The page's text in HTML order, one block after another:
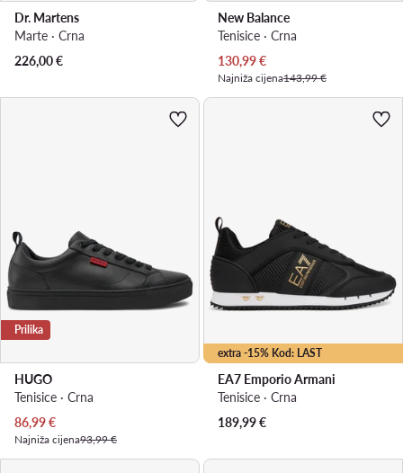
Dr. Martens
Marte · Crna
226,00€
New Balance
Tenisice · Crna
Trenutna cijena
130,99€
Najniža cijena143,99 €
Prilika
HUGO
Tenisice · Crna
Trenutna cijena
86,99€
Najniža cijena93,99 €
extra -15% Kod: LAST
EA7 Emporio Armani
Tenisice · Crna
189,99€